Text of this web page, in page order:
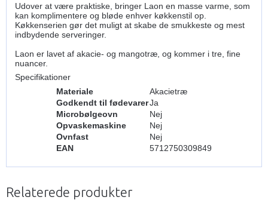
Udover at være praktiske, bringer Laon en masse varme, som
kan komplimentere og bløde enhver køkkenstil op.
Køkkenserien gør det muligt at skabe de smukkeste og mest
indbydende serveringer.
Laon er lavet af akacie- og mangotræ, og kommer i tre, fine
nuancer.
Specifikationer
Materiale
Akacietræ
Godkendt til fødevarerJa
Microbølgeovn
Nej
Opvaskemaskine
Nej
Ovnfast
Nej
EAN
5712750309849
Relaterede produkter